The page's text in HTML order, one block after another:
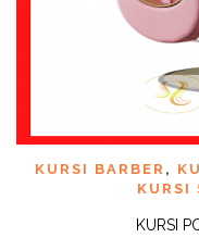
KURSI BARBER ,
KURSI
KURSI